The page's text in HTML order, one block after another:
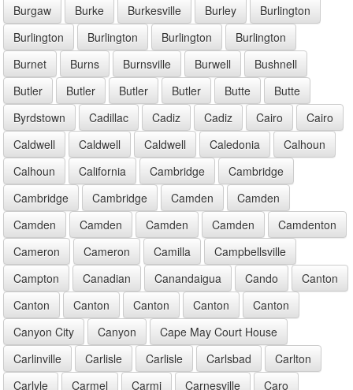
Burgaw
Burke Burkesville Burley
Burlington
Burlington
Burlington Burlington
Burlington
Burnet
Burns Burnsville Burwell
Bushnell
Butler
Butler Butler Butler Butte
Butte
Byrdstown
Cadillac Cadiz Cadiz Cairo
Cairo
Caldwell
Caldwell Caldwell Caledonia
Calhoun
Calhoun
California Cambridge
Cambridge
Cambridge
Cambridge Camden
Camden
Camden
Camden Camden Camden
Camdenton
Cameron
Cameron Camilla
Campbellsville
Campton
Canadian Canandaigua Cando
Canton
Canton
Canton Canton Canton
Canton
Canyon City
Canyon
Cape May Court House
Carlinville
Carlisle Carlisle Carlsbad
Carlton
Carlyle
Carmel Carmi Carnesville Caro